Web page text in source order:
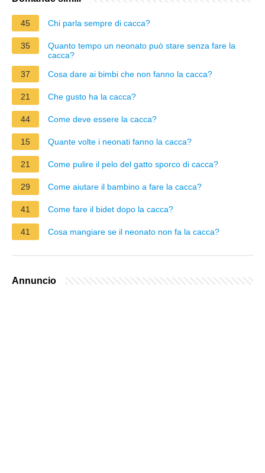
45 Chi parla sempre di cacca?
35
Quanto tempo un neonato può stare senza fare la
cacca?
37
Cosa dare ai bimbi che non fanno la cacca?
21 Che gusto ha la cacca?
44 Come deve essere la cacca?
15 Quante volte i neonati fanno la cacca?
21 Come pulire il pelo del gatto sporco di cacca?
29 Come aiutare il bambino a fare la cacca?
41 Come fare il bidet dopo la cacca?
41 Cosa mangiare se il neonato non fa la cacca?
Annuncio